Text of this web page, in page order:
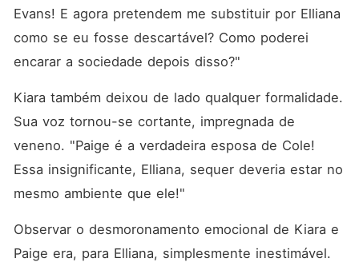
Evans! E agora pretendem me substituir por Elliana
como se eu fosse descartável? Como poderei
encarar a sociedade depois disso?"
Kiara também deixou de lado qualquer formalidade.
Sua voz tornou-se cortante, impregnada de
veneno. "Paige é a verdadeira esposa de Cole!
Essa insignificante, Elliana, sequer deveria estar no
mesmo ambiente que ele!"
Observar o desmoronamento emocional de Kiara e
Paige era, para Elliana, simplesmente inestimável.